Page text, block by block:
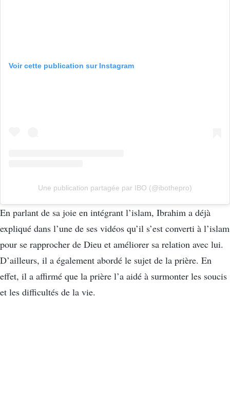
Voir cette publication sur Instagram
Une publication partagée par IBO (@ibothepro)
En parlant de sa joie en intégrant l’islam, Ibrahim a déjà
expliqué dans l’une de ses vidéos qu’il s’est converti à l’islam
pour se rapprocher de Dieu et améliorer sa relation avec lui.
D’ailleurs, il a également abordé le sujet de la prière. En
effet, il a affirmé que la prière l’a aidé à surmonter les soucis
et les difficultés de la vie.